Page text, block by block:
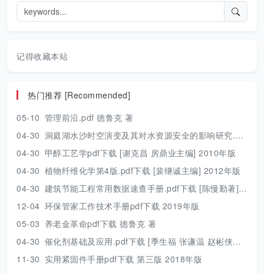
记得收藏本站
热门推荐 [Recommended]
05-10 管理前沿.pdf 德鲁克 著
04-30 洞庭湖水沙时空演变及其对水资源安全的影响研究.pdf 胡光伟 著 2017年版
04-30 甲醇工艺学pdf下载 [谢克昌 房鼎业主编] 2010年版
04-30 植物纤维化学第4版.pdf下载 [裴继诚主编] 2012年版
04-30 建筑节能工程常用数据速查手册.pdf下载 [陈慢勤著] 2010年版
12-04 环保管家工作技术手册pdf下载 2019年版
05-03 养老金革命pdf下载 德鲁克 著
04-30 催化剂基础及应用.pdf下载 [季生福 张谦温 赵彬侠编] 2011年版
11-30 实用紧固件手册pdf下载 第三版 2018年版